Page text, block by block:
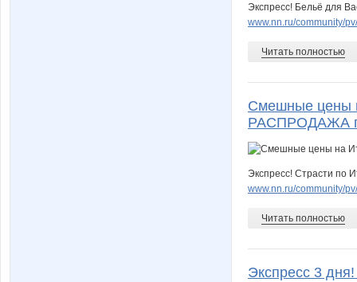
Экспресс! Бельё для
www.nn.ru/community/
Читать полностью
Смешные цены
РАСПРОДАЖА
Экспресс! Страсти по
www.nn.ru/community/
Читать полностью
Экспресс 3